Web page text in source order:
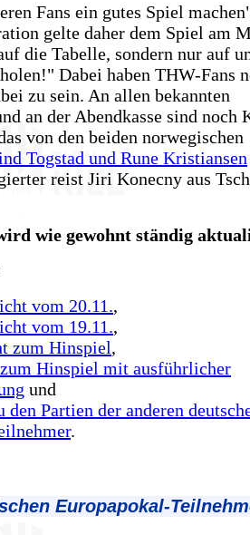
Fans ein gutes Spiel
gelte daher dem Spiel am
die Tabelle, sondern nur auf
Dabei haben THW-Fans
zu sein. An allen bekannten
an der Abendkasse sind noch
von den beiden norwegischen
Togstad und Rune Kristiansen
reist Jiri Konecny aus
wie gewohnt ständig
vom 20.11.,
vom 19.11.,
zum Hinspiel,
Hinspiel mit ausführlicher
und
den Partien der anderen
.
Europapokal-